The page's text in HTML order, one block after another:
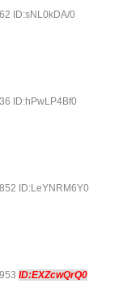
ID:sNL0kDA/0
ID:hPwLP4Bf0
ID:LeYNRM6Y0
ID:EXZcwQrQ0